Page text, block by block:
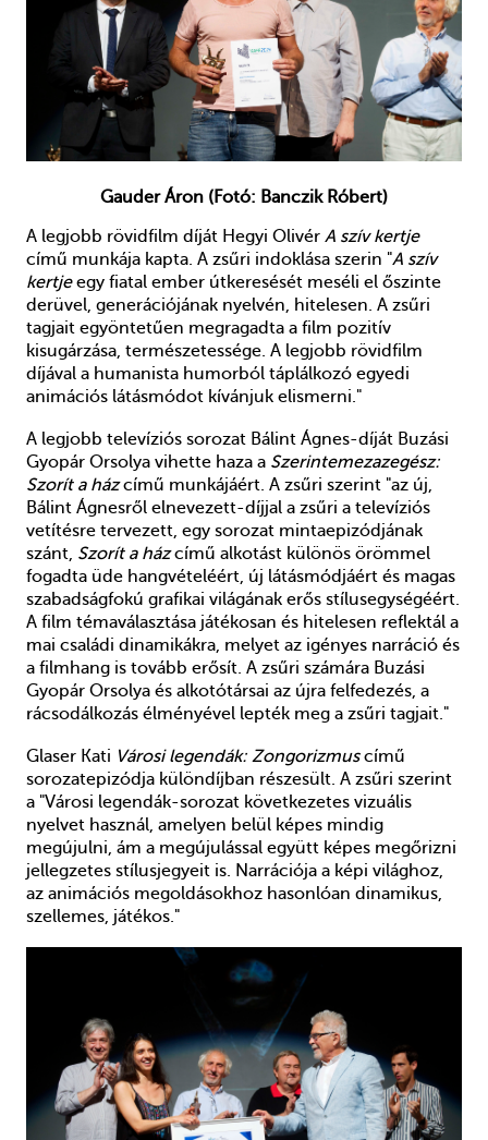
Gauder Áron (Fotó: Banczik Róbert)
A legjobb rövidfilm díját Hegyi Olivér A szív kertje
című munkája kapta. A zsűri indoklása szerin "A szív
kertjeegy fiatal ember útkeresését meséli el őszinte
derüvel, generációjának nyelvén, hitelesen. A zsűri
tagjait egyöntetűen megragadta a film pozitív
kisugárzása, természetessége. A legjobb rövidfilm
díjával a humanista humorból táplálkozó egyedi
animációs látásmódot kívánjuk elismerni."
A legjobb televíziós sorozat Bálint Ágnes-díját Buzási
Gyopár Orsolya vihette haza a Szerintemezazegész:
Szorít a házcímű munkájáért. A zsűri szerint "az új,
Bálint Ágnesről elnevezett-díjjal a zsűri a televíziós
vetítésre tervezett, egy sorozat mintaepizódjának
szánt, Szorít a házcímű alkotást különös örömmel
fogadta üde hangvételéért, új látásmódjáért és magas
szabadságfokú grafikai világának erős stílusegységéért.
A film témaválasztása játékosan és hitelesen reflektál a
mai családi dinamikákra, melyet az igényes narráció és
a filmhang is tovább erősít. A zsűri számára Buzási
Gyopár Orsolya és alkotótársai az újra felfedezés, a
rácsodálkozás élményével lepték meg a zsűri tagjait."
Glaser Kati Városi legendák: Zongorizmuscímű
sorozatepizódja különdíjban részesült. A zsűri szerint
a "Városi legendák-sorozat következetes vizuális
nyelvet használ, amelyen belül képes mindig
megújulni, ám a megújulással együtt képes megőrizni
jellegzetes stílusjegyeit is. Narrációja a képi világhoz,
az animációs megoldásokhoz hasonlóan dinamikus,
szellemes, játékos."